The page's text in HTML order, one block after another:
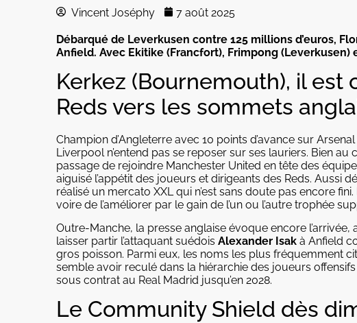
Vincent Joséphy 7 août 2025
Débarqué de Leverkusen contre 125 millions d’euros,
Anfield. Avec Ekitike (Francfort), Frimpong (Leverkusen)
Kerkez (Bournemouth), il est
Reds vers les sommets
Champion d’Angleterre avec 10 points d’avance sur
Liverpool n’entend pas se reposer sur ses lauriers. Bien
passage de rejoindre Manchester United en tête des
aiguisé l’appétit des joueurs et dirigeants des Reds. Aussi
réalisé un mercato XXL qui n’est sans doute pas encore
voire de l’améliorer par le gain de l’un ou l’autre trophée
Outre-Manche, la presse anglaise évoque encore
laisser partir l’attaquant suédois Alexander Isak à Anfield
gros poisson. Parmi eux, les noms les plus fréquemment
semble avoir reculé dans la hiérarchie des joueurs
sous contrat au Real Madrid jusqu’en 2028.
Le Community Shield dès